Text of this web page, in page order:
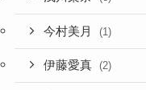
今村美月 (1)
伊藤愛真 (2)